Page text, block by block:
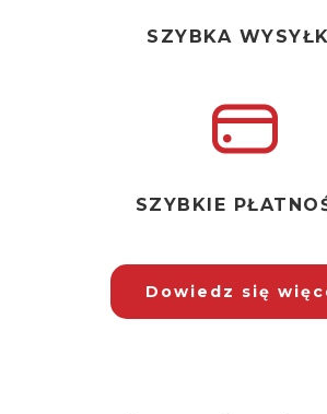
SZYBKA
SZYBKIE
Dowiedz się